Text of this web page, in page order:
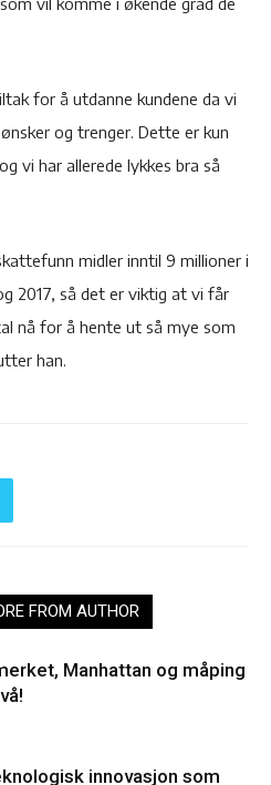
for å utdanne kundene da vi
og trenger. Dette er kun
vi har allerede lykkes bra så
midler inntil 9 millioner i
2017, så det er viktig at vi får
nå for å hente ut så mye som
han.
FROM AUTHOR
Manhattan og måping
innovasjon som